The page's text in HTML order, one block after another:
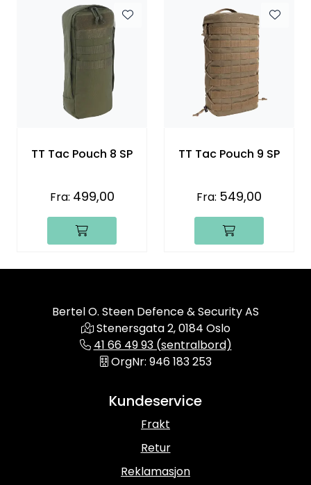
TT Tac Pouch 8 SP
Fra: 499,00
TT Tac Pouch 9 SP
Fra: 549,00
Bertel O. Steen Defence & Security AS
Stenersgata 2, 0184 Oslo
41 66 49 93 (sentralbord)
OrgNr: 946 183 253
Kundeservice
Frakt
Retur
Reklamasjon